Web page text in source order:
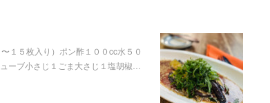
１５枚入り）ポン酢１００cc水５０
ーブ小さじ１ごま大さじ１塩胡椒…